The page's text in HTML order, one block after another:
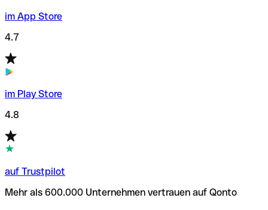
im App Store
4.7
im Play Store
4.8
auf Trustpilot
Mehr als 600.000 Unternehmen vertrauen auf Qonto